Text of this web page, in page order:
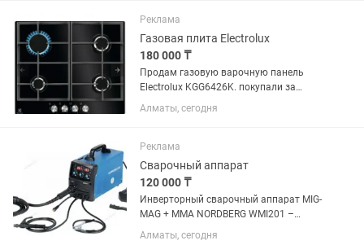
человека бесплатно...за свет ,газ,воду...
Реклама
Газовая плита Electrolux
180 000 ₸
Продам газовую варочную панель
Electrolux KGG6426K. покупали за
250тыс • Новая, не использовалась. •
Упаковка вскрыта, панель только
была. • Полный комплект. • Цвет:...
Алматы, сегодня
Реклама
Сварочный аппарат
120 000 ₸
Инверторный сварочный аппарат MIG-
MAG + MMA NORDBERG WMI201 –
устройство для сварки углеродистых и
Алматы, сегодня